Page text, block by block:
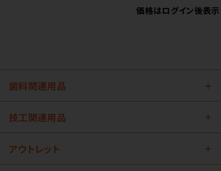
価格はログイン後表示
歯科関連用品
技工関連用品
アウトレット